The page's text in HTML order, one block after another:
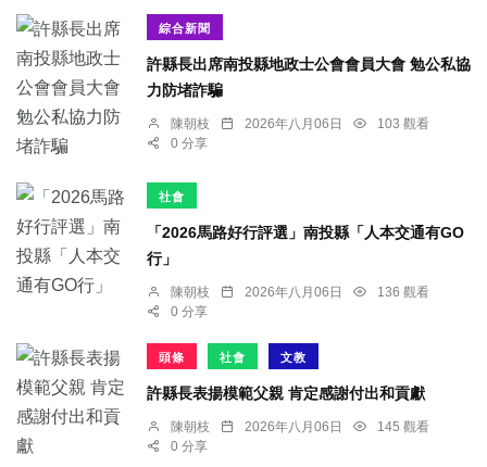
綜合新聞
許縣長出席南投縣地政士公會會員大會 勉公私協
力防堵詐騙
陳朝枝 2026年八月06日
103 觀看
0 分享
社會
「2026馬路好行評選」南投縣「人本交通有GO
行」
陳朝枝 2026年八月06日
136 觀看
0 分享
頭條 社會 文教
許縣長表揚模範父親 肯定感謝付出和貢獻
陳朝枝 2026年八月06日
145 觀看
0 分享